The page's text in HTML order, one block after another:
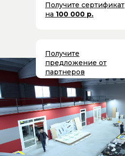
Получите сертификат
на 100 000 р.
Получите
предложение от
партнеров